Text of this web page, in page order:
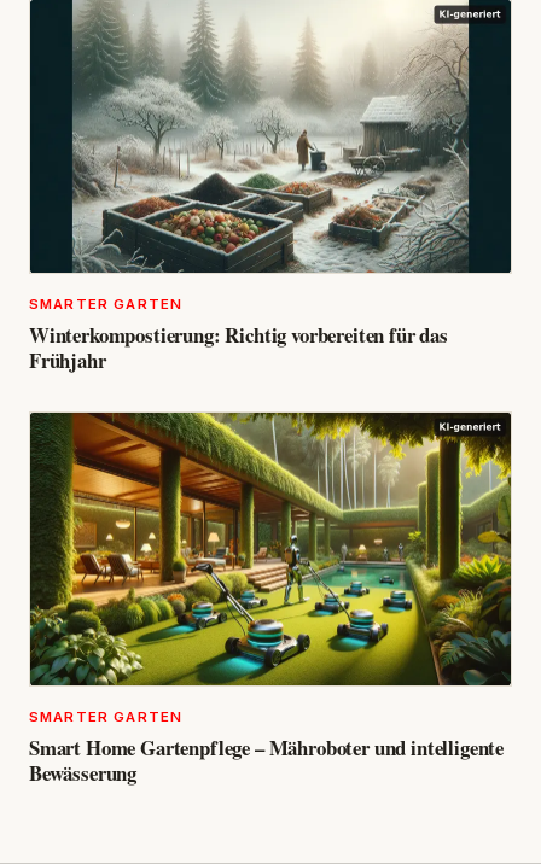
SMARTER GARTEN
Winterkompostierung: Richtig vorbereiten für das
Frühjahr
SMARTER GARTEN
Smart Home Gartenpflege – Mähroboter und intelligente
Bewässerung